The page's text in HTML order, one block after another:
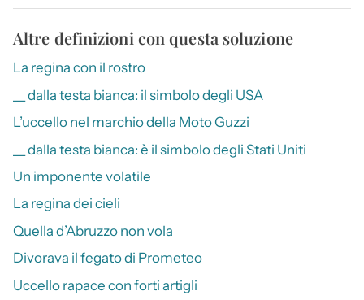
Altre definizioni con questa soluzione
La regina con il rostro
__ dalla testa bianca: il simbolo degli USA
L’uccello nel marchio della Moto Guzzi
__ dalla testa bianca: è il simbolo degli Stati Uniti
Un imponente volatile
La regina dei cieli
Quella d’Abruzzo non vola
Divorava il fegato di Prometeo
Uccello rapace con forti artigli